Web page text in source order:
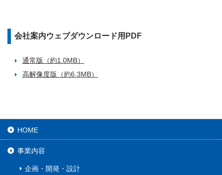
会社案内ウェブダウンロード用PDF
通常版（約1.0MB）
高解像度版（約6.3MB）
HOME
事業内容
企画・開発・設計